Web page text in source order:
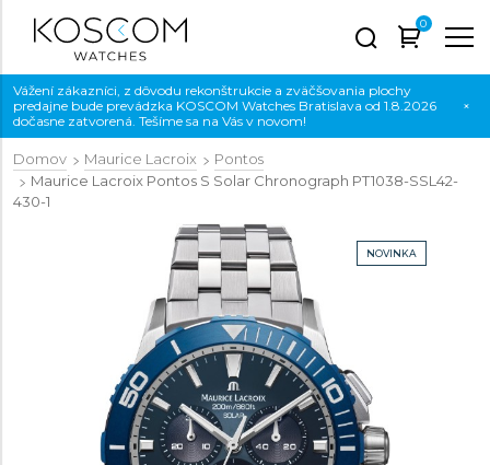
0
Vážení zákazníci, z dôvodu rekonštrukcie a zväčšovania plochy
predajne bude prevádzka KOSCOM Watches Bratislava od 1.8.2026
dočasne zatvorená. Tešíme sa na Vás v novom!
×
Domov Maurice Lacroix
Pontos
Maurice Lacroix Pontos S Solar Chronograph PT1038-SSL42-
430-1
NOVINKA